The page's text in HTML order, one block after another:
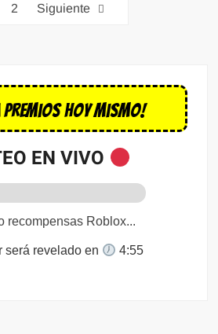
2 Siguiente
hoy mismo!
EN VIVO
recompensas Roblox...
será revelado en 4:54